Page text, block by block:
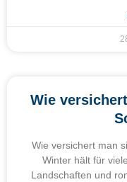
Wie
Wie versichert man
Winter hält für
Landschaften und